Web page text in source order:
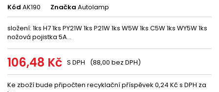
Kód AK190 Značka Autolamp
složení: 1ks H7 1ks PY21W 1ks P21W 1ks W5W 1ks C5W 1ks WY5W 1ks
nožová pojistka 5A...
106,48 Kč S DPH (88,00 bez DPH)
Ke zboží bude připočten recyklační příspěvek 0,24 Kč s DPH za